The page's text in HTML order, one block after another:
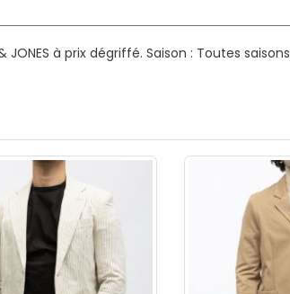
à prix dégriffé. Saison : Toutes saisons